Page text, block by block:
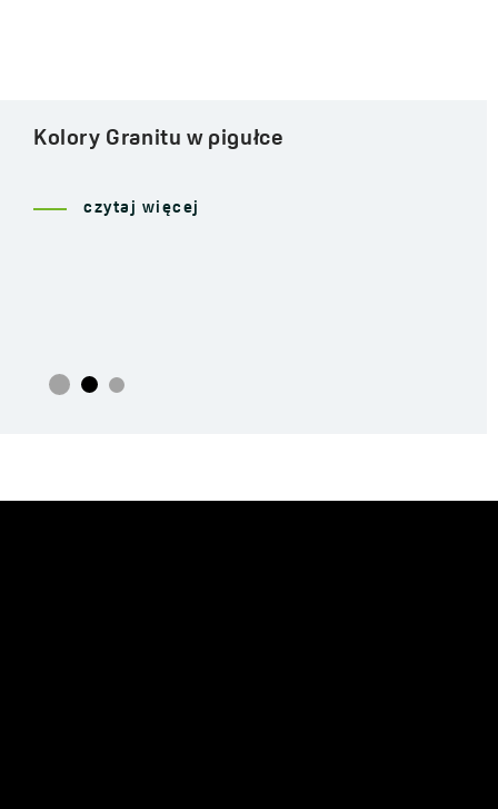
Kolory Granitu w pigułce
czytaj więcej